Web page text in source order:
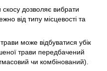
дозволяє вибрати
від типу місцевості та
може відбуватися убік
трави передбачений
чи комбінований).